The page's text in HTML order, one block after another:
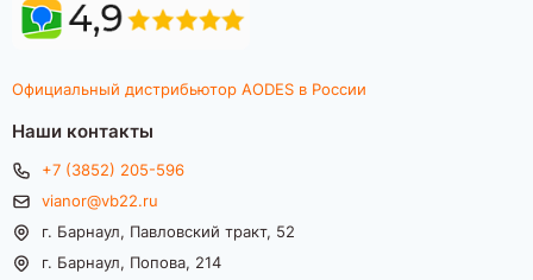
Официальный дистрибьютор AODES в России
Наши контакты
+7 (3852) 205-596
vianor@vb22.ru
г. Барнаул, Павловский тракт, 52
г. Барнаул, Попова, 214